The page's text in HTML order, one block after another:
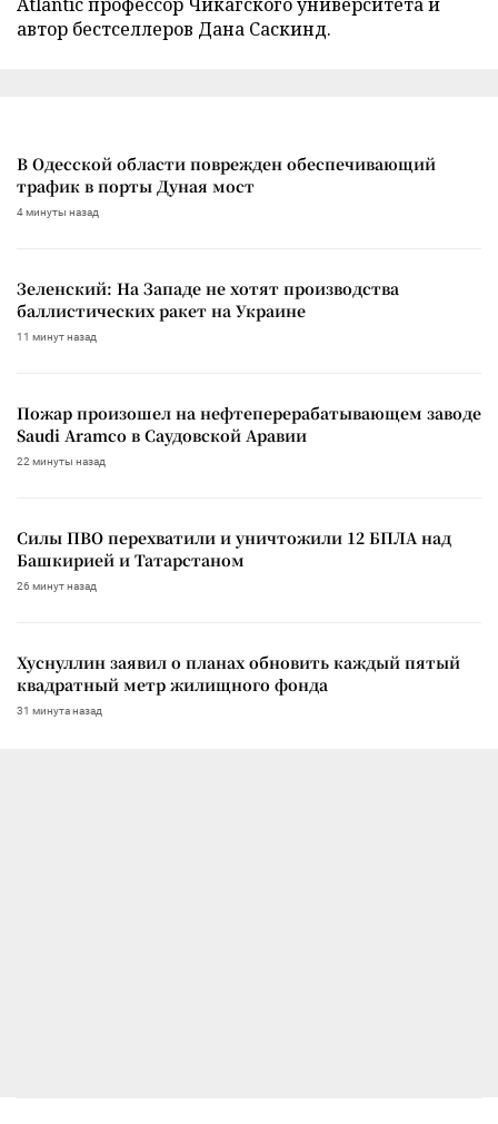
автор бестселлеров Дана Саскинд.
В Одесской области поврежден обеспечивающий
трафик в порты Дуная мост
4 минуты назад
Зеленский: На Западе не хотят производства
баллистических ракет на Украине
11 минут назад
Пожар произошел на нефтеперерабатывающем заводе
Saudi Aramco в Саудовской Аравии
22 минуты назад
Силы ПВО перехватили и уничтожили 12 БПЛА над
Башкирией и Татарстаном
26 минут назад
Хуснуллин заявил о планах обновить каждый пятый
квадратный метр жилищного фонда
31 минута назад